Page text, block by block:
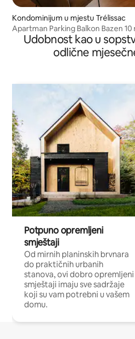
Kondominijum u mjestu Trélissac
Apartman Parking Balkon Bazen
Udobnost kao u
odlične
Potpuno opremljeni
smještaji
Od mirnih planinskih brvnara
do praktičnih urbanih
stanova, ovi dobro opremljeni
smještaji imaju sve sadržaje
koji su vam potrebni u vašem
domu.